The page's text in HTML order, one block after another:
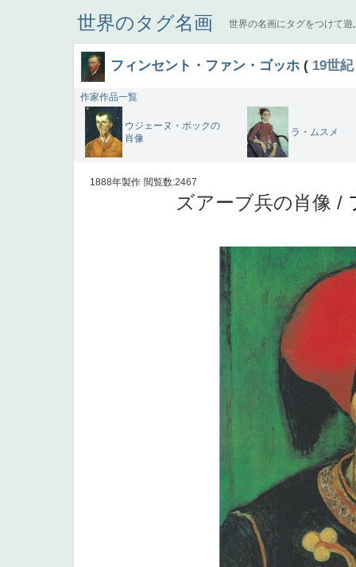
世界のタグ名画 世界の名画にタグをつけて遊
フィンセント・ファン・ゴッホ ( 19世紀
作家作品一覧
ウジェーヌ・ボックの
肖像
ラ・ムスメ
1888年製作 閲覧数:2467
ズアーブ兵の肖像 /